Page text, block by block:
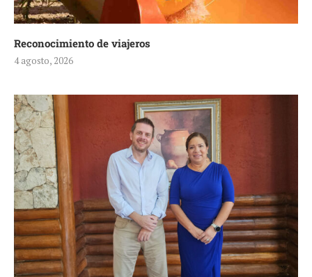
Reconocimiento de viajeros
4 agosto, 2026